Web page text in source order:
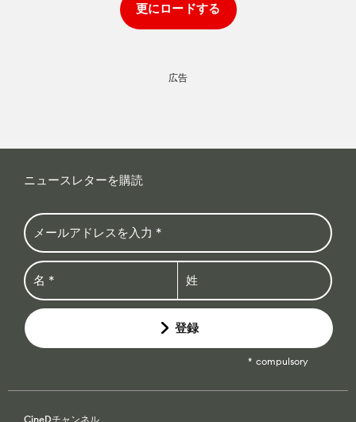
更にロードする
広告
ニュースレターを購読
登録
compulsory
CineDチャンネル